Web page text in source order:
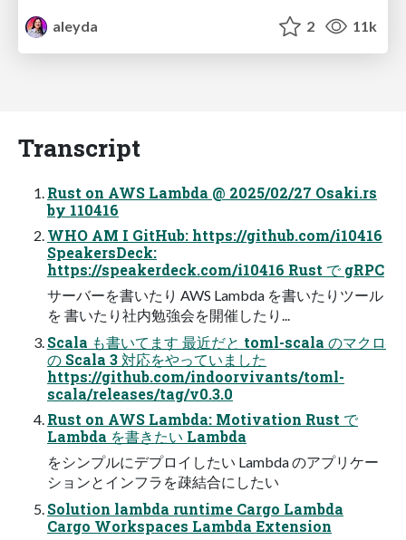
aleyda
2 11k
Transcript
Rust on AWS Lambda @ 2025/02/27 Osaki.rs
by 110416
WHO AM I GitHub: https://github.com/i10416
SpeakersDeck:
https://speakerdeck.com/i10416 Rust で gRPC
サーバーを書いたり AWS Lambda を書いたりツール
を 書いたり社内勉強会を開催したり...
Scala も書いてます 最近だと toml-scala のマクロ
の Scala 3 対応をやっていました
https://github.com/indoorvivants/toml-
scala/releases/tag/v0.3.0
Rust on AWS Lambda: Motivation Rust で
Lambda を書きたい Lambda
をシンプルにデプロイしたい Lambda のアプリケー
ションとインフラを疎結合にしたい
Solution lambda runtime Cargo Lambda
Cargo Workspaces Lambda Extension